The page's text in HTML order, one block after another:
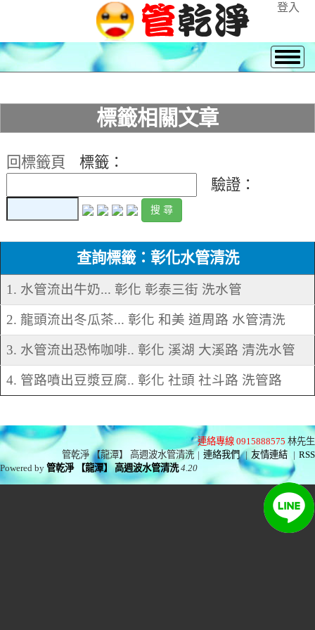
登入
標籤相關文章
回標籤頁
標籤：
驗證：
查詢標籤：彰化水管清洗
1. 水管流出牛奶... 彰化 彰泰三街 洗水管
2. 龍頭流出冬瓜茶... 彰化 和美 道周路 水管清洗
3. 水管流出恐怖咖啡.. 彰化 溪湖 大溪路 清洗水管
4. 管路噴出豆漿豆腐.. 彰化 社頭 社斗路 洗管路
連絡專線 0915888575 林先生
管乾淨 【龍潭】 高週波水管清洗 | 連絡我們 | 友情連結 | RSS
Powered by管乾淨 【龍潭】 高週波水管清洗 4.20